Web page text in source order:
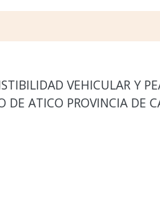
VEHICULAR Y
ATICO PROVINCIA DE